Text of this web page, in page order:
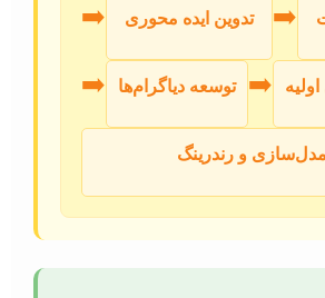
➡️ تدوین ایده محوری ➡️
➡️ توسعه دیاگرام‌ها ➡️
مدل‌سازی و رندرینگ